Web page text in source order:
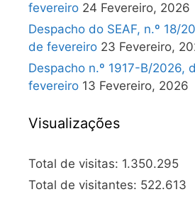
fevereiro 24 Fevereiro, 2026
Despacho do SEAF, n.º 18/
de fevereiro 23 Fevereiro,
Despacho n.º 1917-B/2026,
fevereiro 13 Fevereiro, 2026
Visualizações
Total de visitas: 1.350.295
Total de visitantes: 522.613